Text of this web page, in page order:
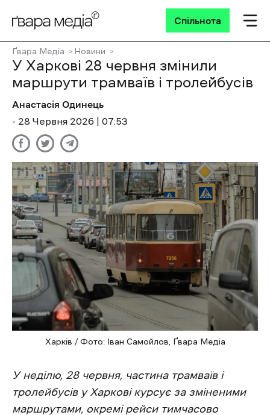
Спільнота
Ґвара Медіа Новини
У Харкові 28 червня змінили
маршрути трамваїв і тролейбусів
Анастасія Одинець
- 28 Червня 2026 | 07:53
Харків / Фото: Іван Самойлов, Ґвара Медіа
У неділю, 28 червня, частина трамваїв і
тролейбусів у Харкові курсує за зміненими
маршрутами, окремі рейси тимчасово